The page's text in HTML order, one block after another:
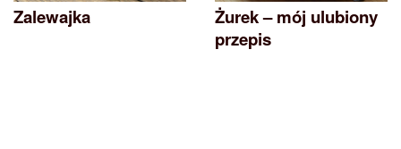
Zalewajka
Żurek – mój ulubiony
przepis